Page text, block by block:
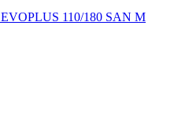
110/180 SAN M